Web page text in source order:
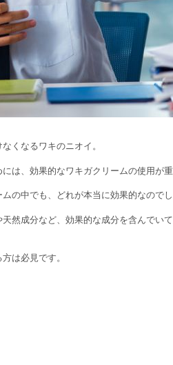
くなるワキのニオイ。
は、効果的なワキガクリームの使用が重
の中でも、どれが本当に効果的なので
然成分など、効果的な成分を含んでい
は必見です。